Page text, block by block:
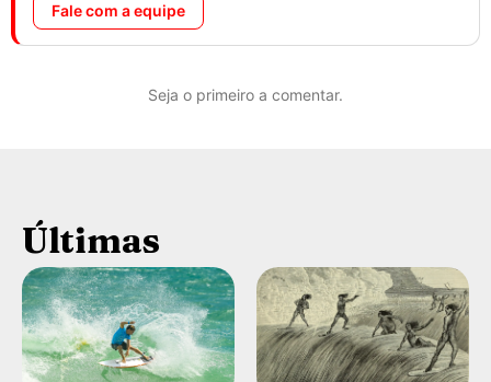
Fale com a equipe
Seja o primeiro a comentar.
Últimas